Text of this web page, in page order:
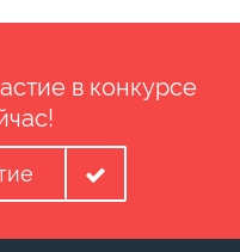
в конкурсе